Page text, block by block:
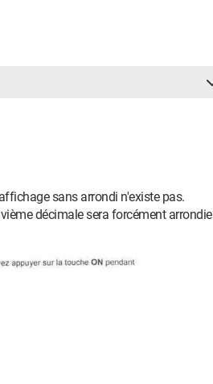
sans arrondi n'existe pas.
décimale sera forcément arrondie